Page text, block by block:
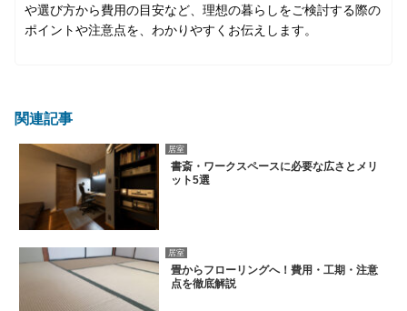
や選び方から費用の目安など、理想の暮らしをご検討する際の
ポイントや注意点を、わかりやすくお伝えします。
関連記事
居室
書斎・ワークスペースに必要な広さとメリ
ット5選
居室
畳からフローリングへ！費用・工期・注意
点を徹底解説